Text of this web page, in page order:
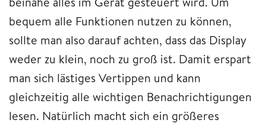
bequem alle Funktionen nutzen zu können,
sollte man also darauf achten, dass das Display
weder zu klein, noch zu groß ist. Damit erspart
man sich lästiges Vertippen und kann
gleichzeitig alle wichtigen Benachrichtigungen
lesen. Natürlich macht sich ein größeres